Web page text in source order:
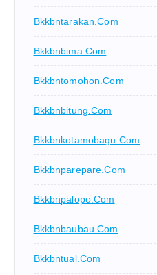
Bkkbntarakan.com
Bkkbnbima.com
Bkkbntomohon.com
Bkkbnbitung.com
Bkkbnkotamobagu.com
Bkkbnparepare.com
Bkkbnpalopo.com
Bkkbnbaubau.com
Bkkbntual.com